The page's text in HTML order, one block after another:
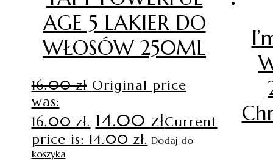
AGE 5 LAKIER DO
WŁOSÓW 250ML
16.00zł Original price
was:
16.00 zł. 14.00 złCurrent
price is: 14.00 zł. Dodaj do
koszyka